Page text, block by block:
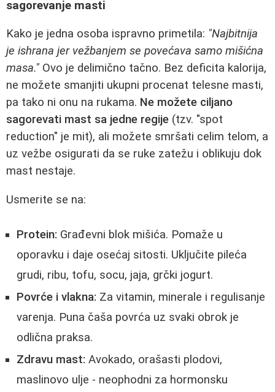
sagorevanje masti
Kako je jedna osoba ispravno primetila: "Najbitnija
je ishrana jer vežbanjem se povećava samo mišićna
masa." Ovo je delimično tačno. Bez deficita kalorija,
ne možete smanjiti ukupni procenat telesne masti,
pa tako ni onu na rukama. Ne možete ciljano
sagorevati mast sa jedne regije (tzv. "spot
reduction" je mit), ali možete smršati celim telom, a
uz vežbe osigurati da se ruke zatežu i oblikuju dok
mast nestaje.
Usmerite se na:
Protein: Građevni blok mišića. Pomaže u
oporavku i daje osećaj sitosti. Uključite pileća
grudi, ribu, tofu, socu, jaja, grčki jogurt.
Povrće i vlakna: Za vitamin, minerale i regulisanje
varenja. Puna čaša povrća uz svaki obrok je
odlična praksa.
Zdravu mast: Avokado, orašasti plodovi,
maslinovo ulje - neophodni za hormonsku